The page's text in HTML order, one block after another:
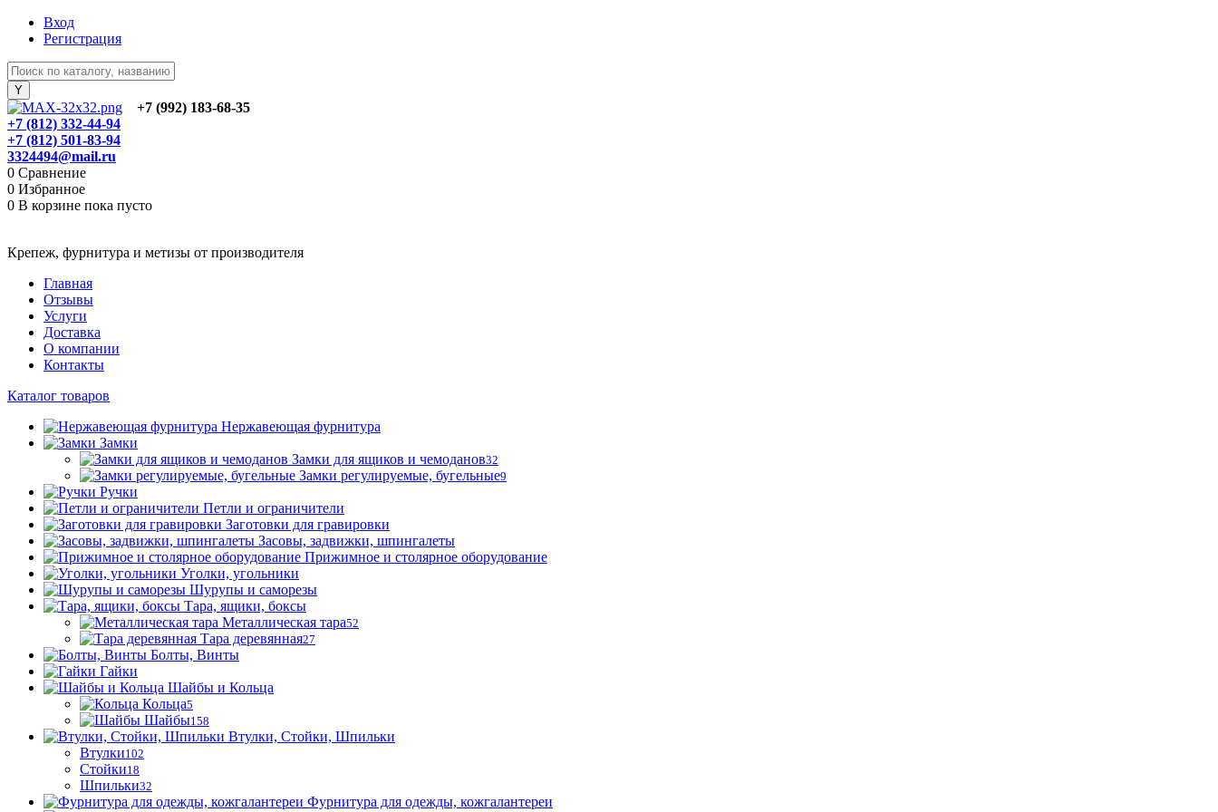
Вход
Регистрация
+7 (992) 183-68-35
+7 (812) 332-44-94
+7 (812) 501-83-94
3324494@mail.ru
0 Сравнение
0 Избранное
0 В корзине пока пусто
Крепеж, фурнитура и метизы от производителя
Главная
Отзывы
Услуги
Доставка
О компании
Контакты
Каталог товаров
Нержавеющая фурнитура
Замки
Замки для ящиков и чемоданов32
Замки регулируемые, бугельные9
Ручки
Петли и ограничители
Заготовки для гравировки
Засовы, задвижки, шпингалеты
Прижимное и столярное оборудование
Уголки, угольники
Шурупы и саморезы
Тара, ящики, боксы
Металлическая тара52
Тара деревянная27
Болты, Винты
Гайки
Шайбы и Кольца
Кольца5
Шайбы158
Втулки, Стойки, Шпильки
Втулки102
Стойки18
Шпильки32
Фурнитура для одежды, кожгалантереи